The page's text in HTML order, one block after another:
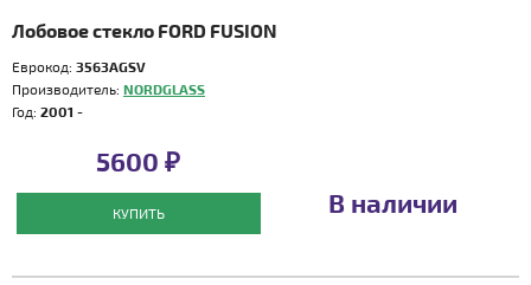
Лобовое стекло FORD FUSION
Еврокод: 3563AGSV
Производитель: NORDGLASS
Год: 2001 -
5600 ₽
КУПИТЬ В наличии